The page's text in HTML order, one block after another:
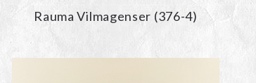
Rauma Vilmagenser (376-4)